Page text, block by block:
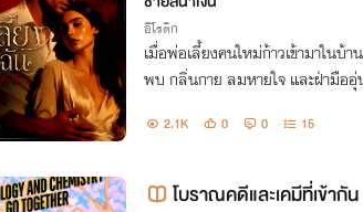
อีโรติก
เมื่อพ่อเลี้ยงคนใหม่ก้าวเข้ามาในบ้
พบ กลิ่นกาย ลมหายใจ และฝ่ามืออุ่
2.1K 0 0 15
โบราณคดีและเคมีที่เข้ากัน